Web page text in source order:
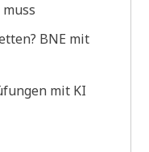
BNE mit
mit KI